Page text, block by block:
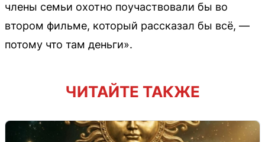
члены семьи охотно поучаствовали бы во
втором фильме, который рассказал бы всё, —
потому что там деньги».
ЧИТАЙТЕ ТАКЖЕ